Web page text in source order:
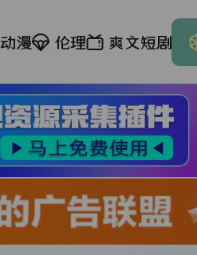
动漫 伦理 爽文短剧